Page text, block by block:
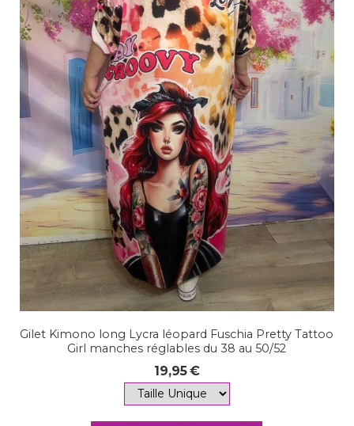
Gilet Kimono long Lycra léopard Fuschia Pretty Tattoo
Girl manches réglables du 38 au 50/52
19,95€